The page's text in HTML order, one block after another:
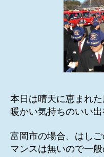
本日は晴天に恵まれ
暖かい気持ちのいい出
富岡市の場合、はし
マンスは無いので一